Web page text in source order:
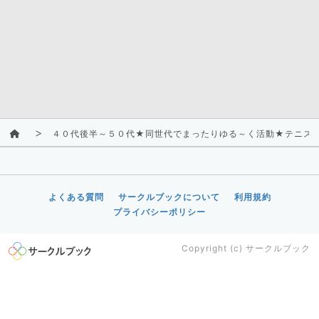
４０代後半～５０代★同世代でまったりゆる～く活動★テニス
よくある質問 サークルブックについて
利用規約
プライバシーポリシー
Copyright (c) サークルブック